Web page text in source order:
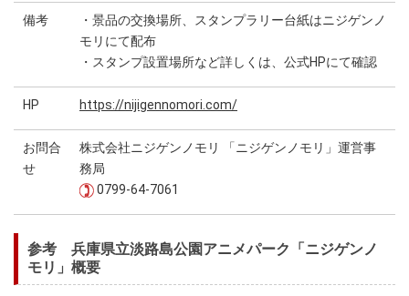
備考
・景品の交換場所、スタンプラリー台紙はニジゲンノ
モリにて配布
・スタンプ設置場所など詳しくは、公式HPにて確認
HP https://nijigennomori.com/
お問合
せ
株式会社ニジゲンノモリ 「ニジゲンノモリ」運営事
務局
0799-64-7061
参考 兵庫県立淡路島公園アニメパーク「ニジゲンノ
モリ」概要